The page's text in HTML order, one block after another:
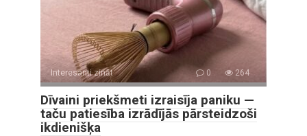
Interesanti zināt 0 264
Dīvaini priekšmeti izraisīja paniku —
taču patiesība izrādījās pārsteidzoši
ikdienišķa